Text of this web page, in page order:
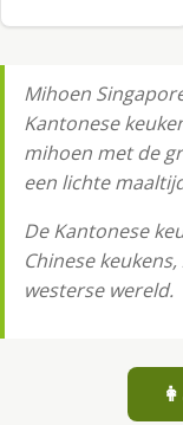
Mihoen
Kantonese
mihoen met de
een lichte
De Kantonese
Chinese
westerse wereld.